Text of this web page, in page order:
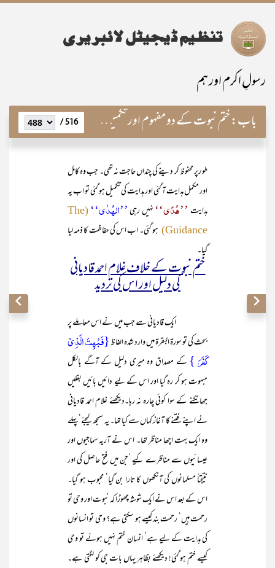
رسولِ اکرم اور ہم
باب:ختم نبوت کے دو مفہوم اور تکمیل رسالت کےعملی تقاضے 516 /
طو رپر محفوظ کر دینے کی چنداں حاجت نہ تھی۔ جب وہ کامل
اور مکمل ہدایت آ گئی اور ہدایت کی تکمیل ہو گئی تو اب یہ
ہدایت’’ھُدًی‘‘نہیں رہی’’الہُدٰی‘‘ (The
Guidance)
ہو گئی۔ اب اس کی حفاظت کا ذمہ لیا
گیا۔
ختم نبوت کے خلاف غلام احمد قادیانی
کی دلیل اور اس کی تردید
ایک قادیانی سے جب میں نے اس معاملے پر
بحث کی تو سورۃ البقرۃ میں وارد شدہ الفاظ{فَبُہِتَ الَّذِیۡ
کَفَرَ }کے مصداق وہ میری دلیل کے آگے بالکل
مبہوت ہو کر رہ گیا اور اس کے لیے دائیں بائیں بغلیں
جھانکنے کے سوا کوئی چارہ نہ رہا۔دیکھئے غلام احمد قادیانی
نے اپنے فتنے کا آغاز کہاں سے کیا تھا۔ یہ سمجھ لیجئے‘ پہلے
وہ ایک بہت اچھا مناظر تھا۔ اس نے آریہ سماجیوں اور
عیسائیوں سے مناظرے کیے ‘جن میں فتح حاصل کی اور
نتیجتاً مسلمانوں کی آنکھوں کا تارا بن گیا‘ محبوب ہو گیا۔
اس کے بعد اس نے ایک شوشہ چھوڑا کہ نبوت اور وحی تو
رحمت ہیں‘ رحمت بند کیسے ہو سکتی ہے؟ وحی تو انسانوں
کی ہدایت کے لیے ہے‘ انسان ختم نہیں ہوئے تو وحی
کیسے ختم ہو گئی! دیکھئے بظاہر یہاں بات جی کو لگتی ہے۔